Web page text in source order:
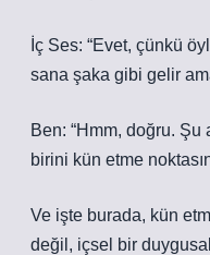
İç Ses: “Evet, çünkü
sana şaka gibi gelir
Ben: “Hmm, doğru.
birini kün etme
Ve işte burada, kün
değil, içsel bir